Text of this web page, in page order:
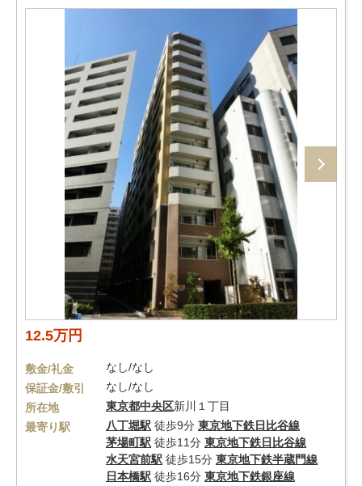
12.5万円
敷金/礼金
なし/なし
保証金/敷引
なし/なし
所在地
東京都中央区新川１丁目
最寄り駅
八丁堀駅 徒歩9分 東京地下鉄日比谷線
茅場町駅 徒歩11分 東京地下鉄日比谷線
水天宮前駅 徒歩15分 東京地下鉄半蔵門線
日本橋駅 徒歩16分 東京地下鉄銀座線